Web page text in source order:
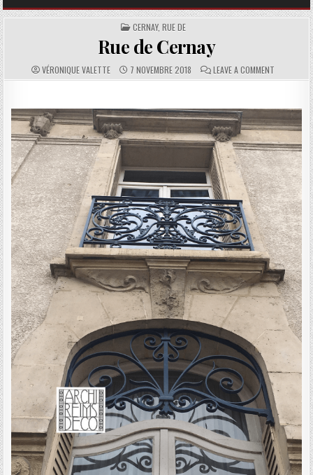
POSTED IN
CERNAY, RUE DE
Rue de Cernay
AUTHOR:
VÉRONIQUE VALETTE PUBLISHED DATE:
7 NOVEMBRE 2018 COMMENTS:
LEAVE A COMMENT ON RUE